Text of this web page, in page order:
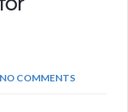
NO COMMENTS